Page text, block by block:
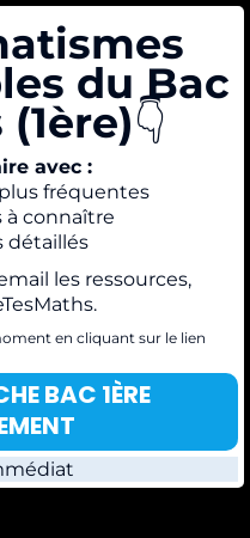
du Bac
👇
avec :
fréquentes
à connaître
détaillés
les ressources,
en cliquant sur le lien
BAC 1ÈRE